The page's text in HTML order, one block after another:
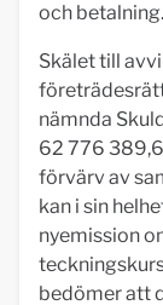
och betalning.
Skälet till
nämnda
62 776
förvärv av
kan i sin
nyemission
bedömer att